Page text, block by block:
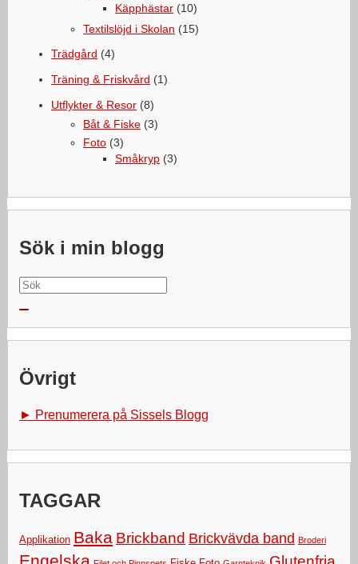
Käpphästar (10)
Textilslöjd i Skolan (15)
Trädgård (4)
Träning & Friskvård (1)
Utflykter & Resor (8)
Båt & Fiske (3)
Foto (3)
Småkryp (3)
Sök i min blogg
Search for:
Övrigt
► Prenumerera på Sissels Blogg
TAGGAR
Applikation Baka Brickband Brickvävda band Broderi
Engelska